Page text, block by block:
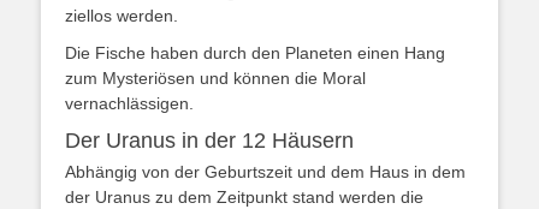
ziellos werden.
Die Fische haben durch den Planeten einen Hang
zum Mysteriösen und können die Moral
vernachlässigen.
Der Uranus in der 12 Häusern
Abhängig von der Geburtszeit und dem Haus in dem
der Uranus zu dem Zeitpunkt stand werden die